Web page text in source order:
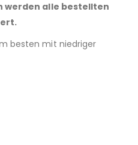
werden alle bestellten
besten mit niedriger